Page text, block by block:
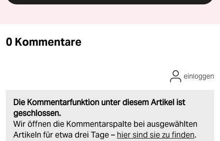
0 Kommentare
Die Kommentarfunktion unter diesem Artikel ist
geschlossen.
Wir öffnen die Kommentarspalte bei ausgewählten
Artikeln für etwa drei Tage – hier sind sie zu finden.
einloggen